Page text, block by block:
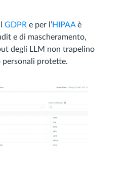
GDPR e per l’HIPAAè
e di mascheramento,
degli LLM non trapelino
protette.